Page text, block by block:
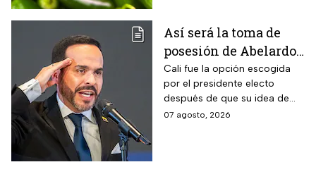
Así será la toma de
posesión de Abelardo
De La Espriella en
Cali, Colombia: fecha,
hora y dónde ver
Cali fue la opción escogida
por el presidente electo
después de que su idea de
hacerlo en una guarnición
07 agosto, 2026